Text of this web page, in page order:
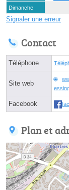
Dimanche
Signaler une erreur
Contact
Téléphone
Site web
Facebook
Plan et